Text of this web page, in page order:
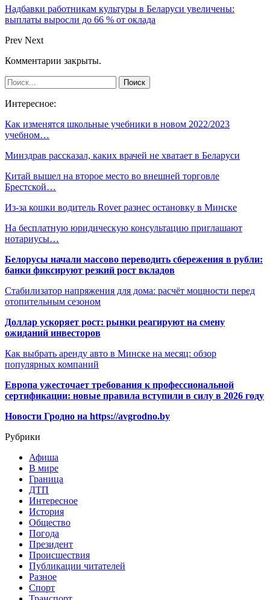
Надбавки работникам культуры в Беларуси увеличены:
выплаты выросли до 66 % от оклада
Prev Next
Комментарии закрыты.
Интересное:
Как изменятся школьные учебники в новом 2022/2023
учебном…
Минздрав рассказал, каких врачей не хватает в Беларуси
Китай вышел на второе место во внешней торговле
Брестской…
Из-за кошки водитель Rover разнес остановку в Минске
На бесплатную юридическую консультацию приглашают
нотариусы…
Белорусы начали массово переводить сбережения в рубли:
банки фиксируют резкий рост вкладов
Стабилизатор напряжения для дома: расчёт мощности перед
отопительным сезоном
Доллар ускоряет рост: рынки реагируют на смену
ожиданий инвесторов
Как выбрать аренду авто в Минске на месяц: обзор
популярных компаний
Европа ужесточает требования к профессиональной
сертификации: новые правила вступили в силу в 2026 году
Новости Гродно на https://avgrodno.by
Рубрики
Афиша
В мире
Граница
ДТП
Интересное
История
Общество
Погода
Президент
Происшествия
Публикации читателей
Разное
Спорт